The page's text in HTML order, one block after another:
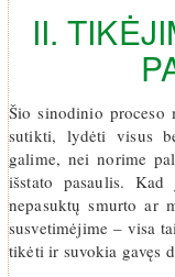
II.
Šio sinodinio proceso
sutikti, lydėti visus
galime, nei norime
išstato pasaulis.
nepasuktų smurto ar
susvetimėjime – visa
tikėti ir suvokia gavęs